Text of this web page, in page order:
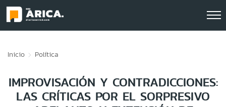
Inicio Política
IMPROVISACIÓN Y CONTRADICCIONES:
LAS CRÍTICAS POR EL SORPRESIVO